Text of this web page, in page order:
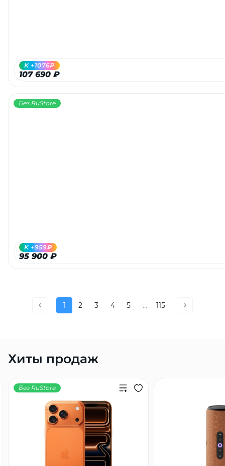
107 690 ₽
K +1076₽
Без RuStore
95 900 ₽
K +959₽
1 2 3 4 5 ... 115
Хиты продаж
Без RuStore